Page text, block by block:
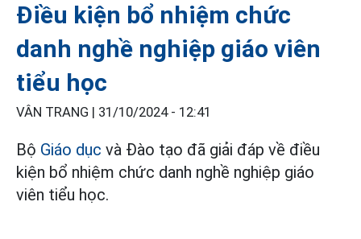
Điều kiện bổ nhiệm chức
danh nghề nghiệp giáo viên
tiểu học
VÂN TRANG | 31/10/2024 - 12:41
Bộ Giáo dục và Đào tạo đã giải đáp về điều
kiện bổ nhiệm chức danh nghề nghiệp giáo
viên tiểu học.